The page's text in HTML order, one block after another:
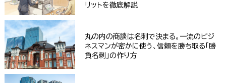
リットを徹底解説
丸の内の商談は名刺で決まる。一流のビジ
ネスマンが密かに使う、信頼を勝ち取る「勝
負名刺」の作り方